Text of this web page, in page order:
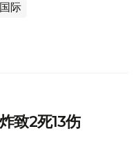
国际
致2死13伤